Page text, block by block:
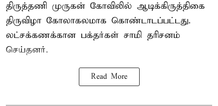
திருத்தணி முருகன் கோவிலில் ஆடிக்கிருத்திகை
திருவிழா கோலாகலமாக கொண்டாடப்பட்டது.
லட்சக்கணக்கான பக்தர்கள் சாமி தரிசனம்
செய்தனர்.
Read More